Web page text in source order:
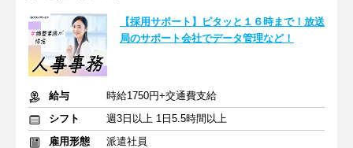
【採用サポート】ピタッと１６時まで！放送
局のサポート会社でデータ管理など！
給与
時給1750円+交通費支給
シフト
週3日以上 1日5.5時間以上
雇用形態
派遣社員